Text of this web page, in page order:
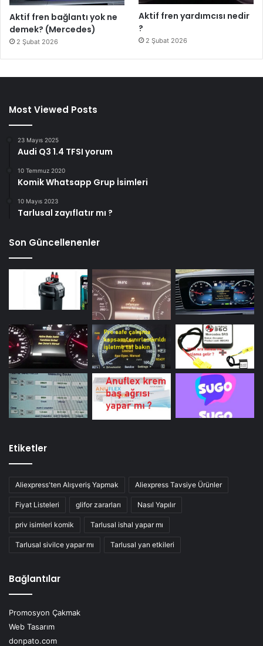
Aktif fren bağlantı yok ne
demek? (Mercedes)
2 Şubat 2026
Aktif fren yardımcısı nedir
?
2 Şubat 2026
Most Viewed Posts
23 Mayıs 2025
Audi Q3 1.4 TFSI yorum
10 Temmuz 2020
Komik Whatsapp Grup İsimleri
10 Mayıs 2023
Tarlusal zayıflatır mı ?
Son Güncellenenler
Etiketler
Aliexpress'ten Alışveriş Yapmak Aliexpress Tavsiye Ürünler
Fiyat Listeleri glifor zararları Nasıl Yapılır
priv isimleri komik Tarlusal ishal yapar mı
Tarlusal sivilce yapar mı Tarlusal yan etkileri
Bağlantılar
Promosyon Çakmak
Web Tasarım
donpato.com